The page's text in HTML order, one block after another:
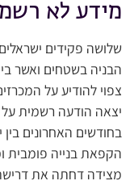
מידע לא
שלושה פקידים
הבניה בשטחים ואשר
צפוי להודיע על
יצאה הודעה רשמית על
בחודשים האחרונים
הקפאת בנייה פומבית
מצידה דחתה את